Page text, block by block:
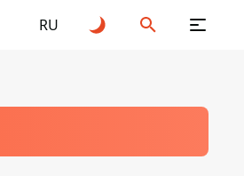
RU